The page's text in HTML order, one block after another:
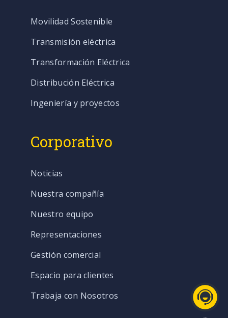
Movilidad Sostenible
Transmisión eléctrica
Transformación Eléctrica
Distribución Eléctrica
Ingeniería y proyectos
Corporativo
Noticias
Nuestra compañía
Nuestro equipo
Representaciones
Gestión comercial
Espacio para clientes
Trabaja con Nosotros